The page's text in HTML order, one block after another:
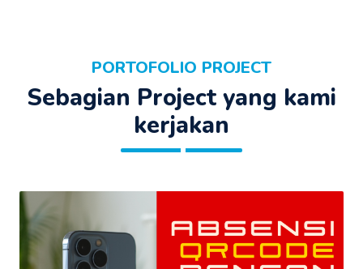
PORTOFOLIO PROJECT
Sebagian Project yang kami
kerjakan